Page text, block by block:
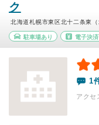
ク
北海道札幌市東区北十二条東
駐車場あり 電子決
1
アク